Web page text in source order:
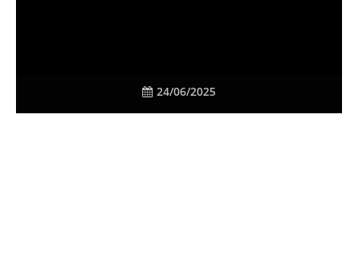
24/06/2025